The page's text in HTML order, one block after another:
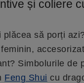
și coliere
plăcea să porți
Simbolurile de
Feng Shui cu